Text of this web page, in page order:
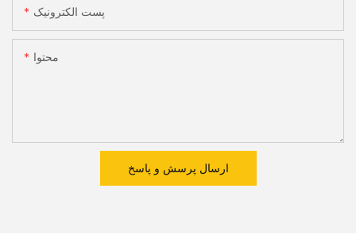
پست الکترونیک
محتوا
ارسال پرسش و پاسخ